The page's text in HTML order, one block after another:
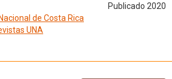
Publicado 2020
de Costa Rica
UNA